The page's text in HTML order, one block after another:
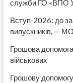
служби ГО «ВПО
Вступ-2026: до
випускників, —
Грошова
військових
Грошову допомогу